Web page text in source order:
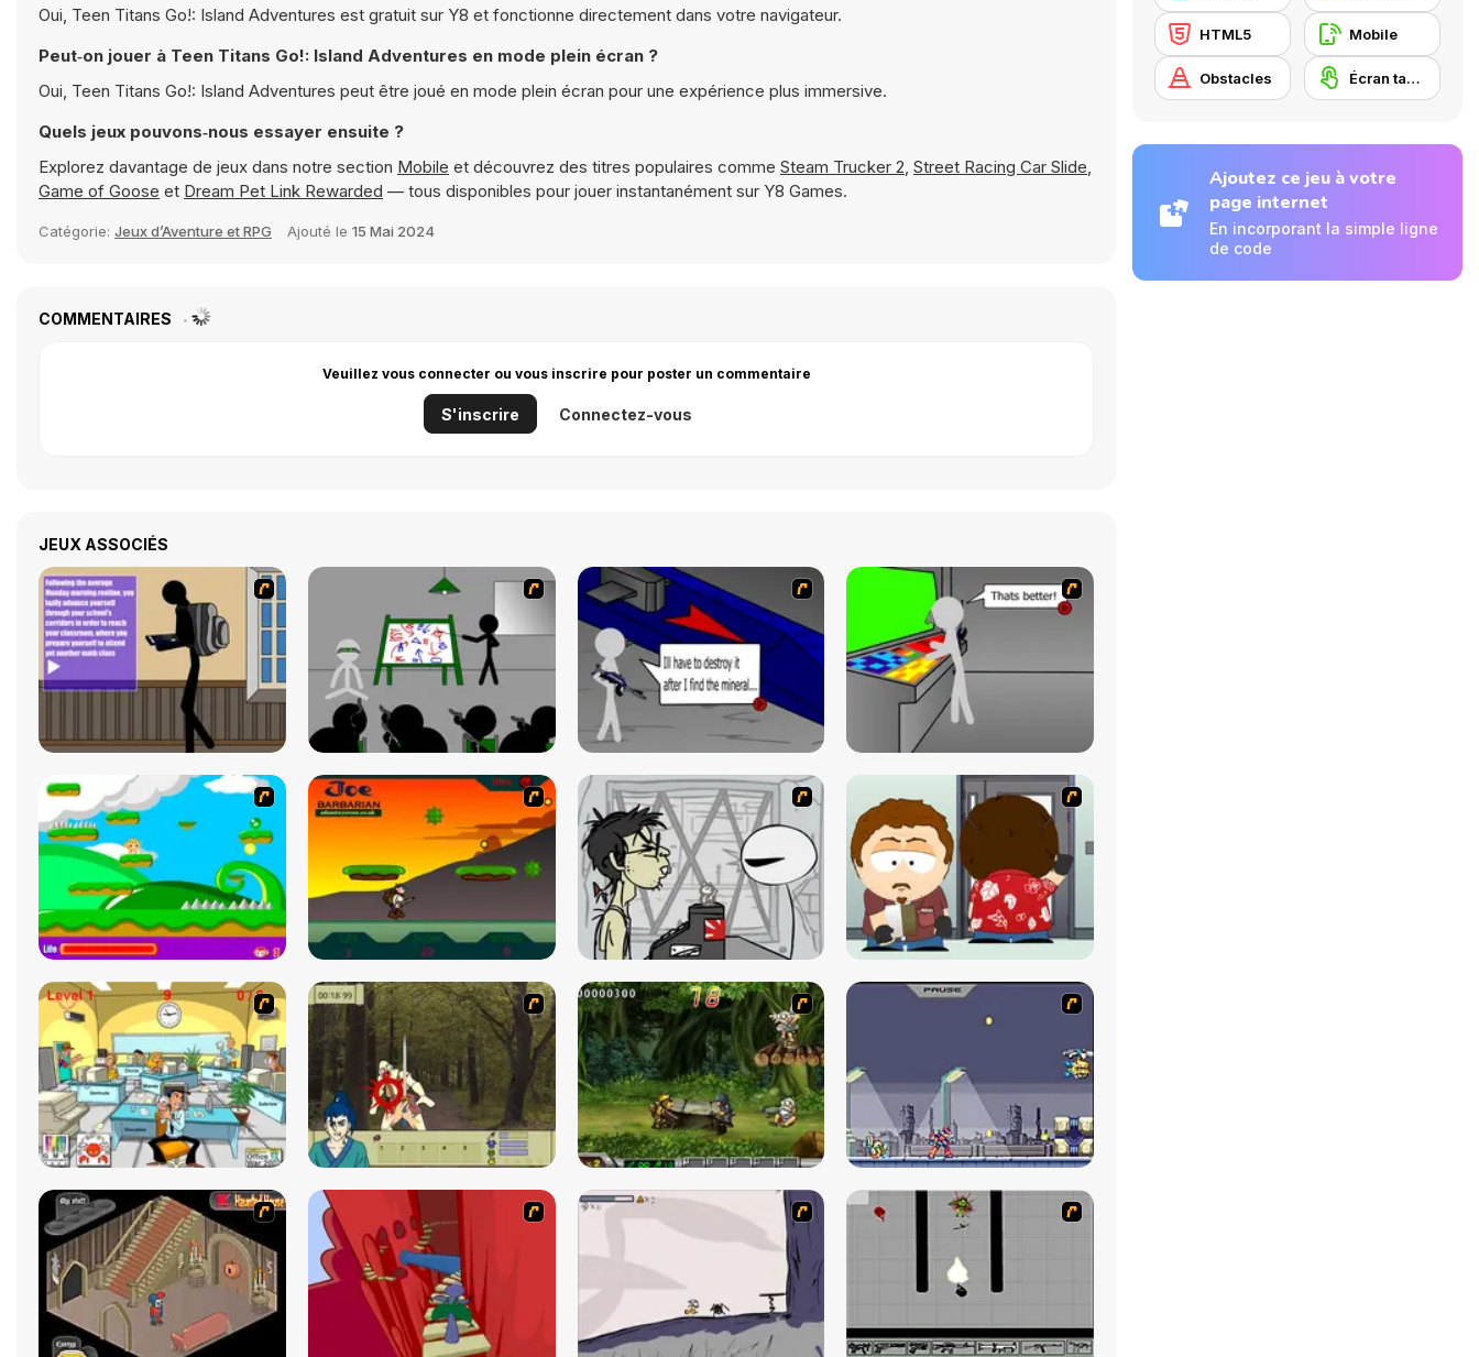
Oui, Teen Titans Go!: Island Adventures est gratuit sur Y8 et fonctionne directement dans votre navigateur.
Peut‑on jouer à Teen Titans Go!: Island Adventures en mode plein écran ?
Oui, Teen Titans Go!: Island Adventures peut être joué en mode plein écran pour une expérience plus immersive.
Quels jeux pouvons‑nous essayer ensuite ?
Explorez davantage de jeux dans notre section Mobile et découvrez des titres populaires comme Steam Trucker 2, Street Racing Car Slide,
Game of Goose et Dream Pet Link Rewarded — tous disponibles pour jouer instantanément sur Y8 Games.
Catégorie: Jeux d’Aventure et RPG Ajouté le 15 Mai 2024
COMMENTAIRES
Veuillez vous connecter ou vous inscrire pour poster un commentaire
S'inscrire Connectez-vous
JEUX ASSOCIÉS
HTML5 Mobile
Obstacles Écran tactile
Ajoutez ce jeu à votre
page internet
En incorporant la simple ligne
de code